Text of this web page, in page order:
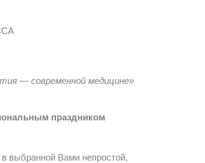
— современной медицине»
праздником
выбранной Вами непростой,